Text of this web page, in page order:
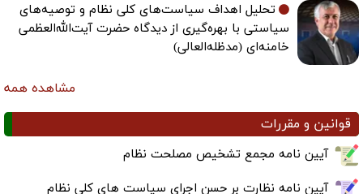
تحلیل اهداف سیاست‌های کلی نظام و توصیه‌های
سیاستی با بهره‌گیری از دیدگاه حضرت آیت‌الله‌العظمی
خامنه‌ای (مدظله‌العالی)
مجمع تشخیص مصلحت نظام
نظارت بر حسن اجرای سیاست های کلی نظام